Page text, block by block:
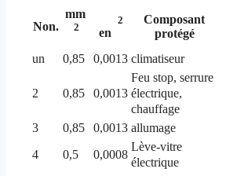
Non.
mm
2 en
2
Composant
protégé
un
0,85 0,0013 climatiseur
2 0,85 0,0013
Feu stop, serrure
électrique,
chauffage
3
0,85 0,0013 allumage
4
0,5 0,0008
Lève-vitre
électrique